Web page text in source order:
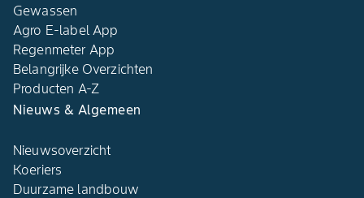
Gewassen
Agro E-label App
Regenmeter App
Belangrijke Overzichten
Producten A-Z
Nieuws & Algemeen
Nieuwsoverzicht
Koeriers
Duurzame landbouw